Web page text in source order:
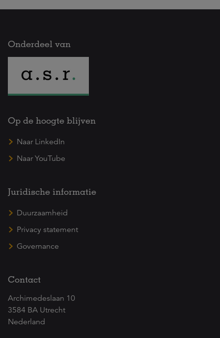
Onderdeel van
Op de hoogte blijven
Naar LinkedIn
Naar YouTube
Juridische informatie
Duurzaamheid
Privacy statement
Governance
Contact
Archimedeslaan 10
3584 BA Utrecht
Nederland